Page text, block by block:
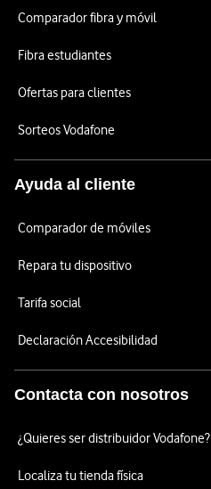
Comparador fibra y móvil
Fibra estudiantes
Ofertas para clientes
Sorteos Vodafone
Ayuda al cliente
Comparador de móviles
Repara tu dispositivo
Tarifa social
Declaración Accesibilidad
Contacta con nosotros
¿Quieres ser distribuidor Vodafone?
Localiza tu tienda física